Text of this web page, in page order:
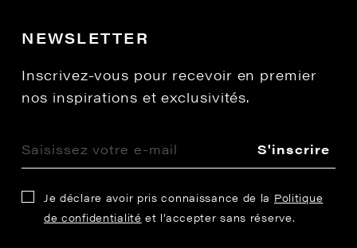
NEWSLETTER
Inscrivez-vous pour recevoir en premier
nos inspirations et exclusivités.
S'inscrire
Je déclare avoir pris connaissance de la Politique
de confidentialité et l’accepter sans réserve.